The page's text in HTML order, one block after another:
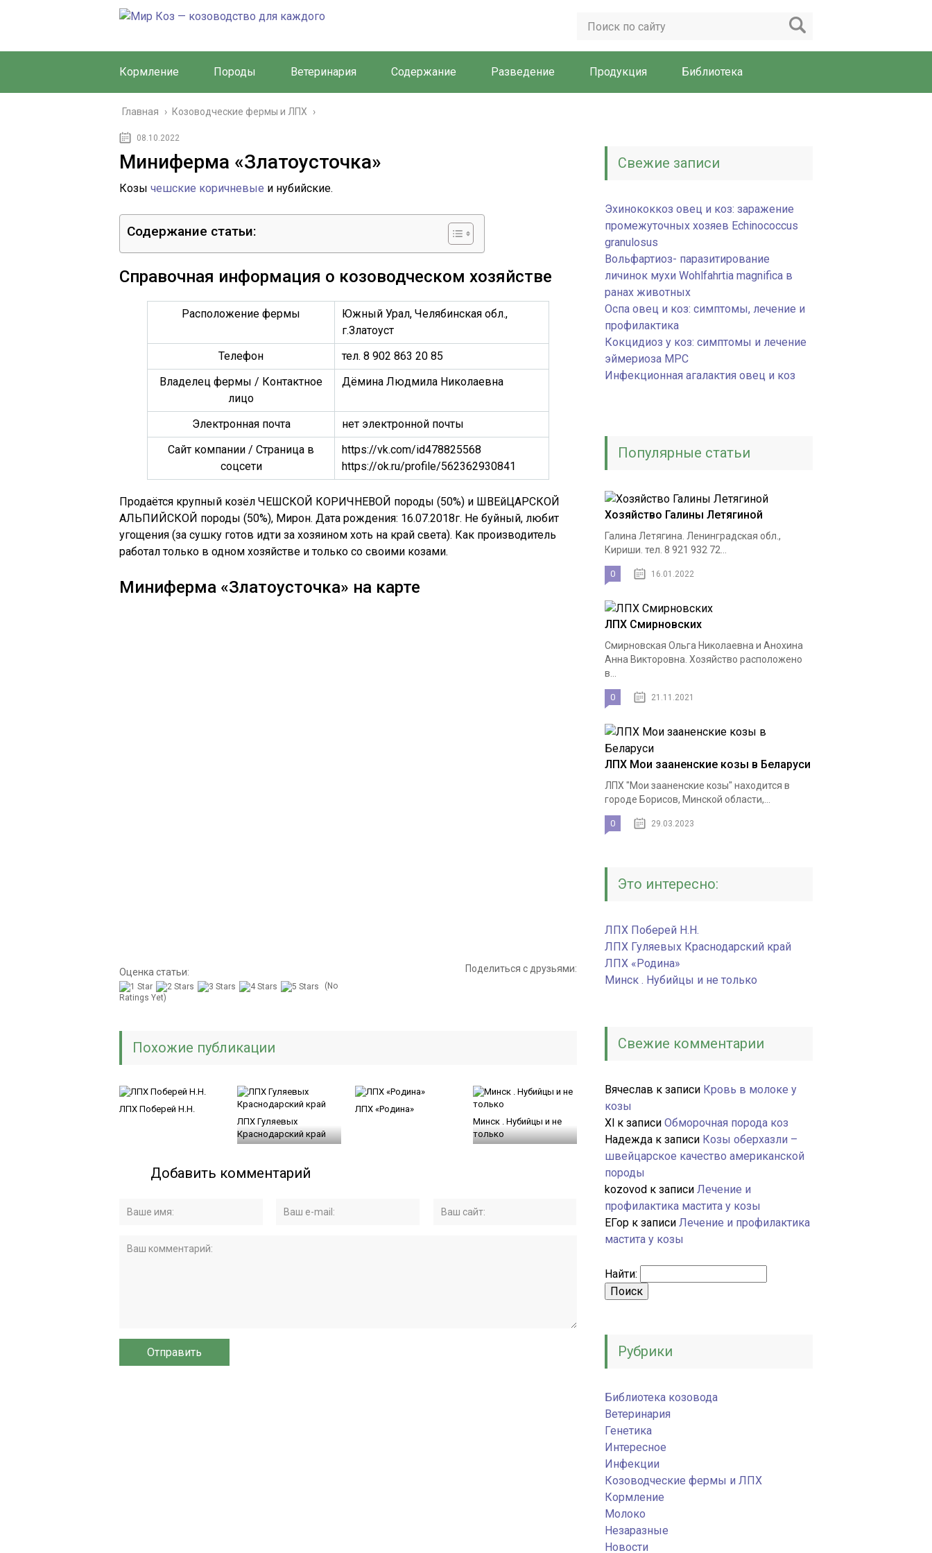
Кормление Породы Ветеринария Содержание Разведение Продукция Библиотека
Главная › Козоводческие фермы и ЛПХ ›
08.10.2022
Миниферма «Златоусточка»
Козы чешские коричневые и нубийские.
Содержание статьи:
Справочная информация о козоводческом хозяйстве
Расположение фермы
Южный Урал, Челябинская обл.,
г.Златоуст
Телефон
тел. 8 902 863 20 85
Владелец фермы / Контактное
лицо
Дёмина Людмила Николаевна
Электронная почта
нет электронной почты
Сайт компании / Страница в
соцсети
https://vk.com/id478825568
https://ok.ru/profile/562362930841
Продаётся крупный козёл ЧЕШСКОЙ КОРИЧНЕВОЙ породы (50%) и ШВЕйЦАРСКОЙ
АЛЬПИЙСКОЙ породы (50%), Мирон. Дата рождения: 16.07.2018г. Не буйный, любит
угощения (за сушку готов идти за хозяином хоть на край света). Как производитель
работал только в одном хозяйстве и только со своими козами.
Миниферма «Златоусточка» на карте
Оценка статьи:
(No
Ratings Yet)
Поделиться с друзьями:
Похожие публикации
ЛПХ Поберей Н.Н.
ЛПХ Гуляевых
Краснодарский край
ЛПХ «Родина»
Минск . Нубийцы и не
только
Добавить комментарий
Свежие записи
Эхинококкоз овец и коз: заражение
промежуточных хозяев Echinococcus
granulosus
Вольфартиоз- паразитирование
личинок мухи Wohlfahrtia magnifica в
ранах животных
Оспа овец и коз: симптомы, лечение и
профилактика
Кокцидиоз у коз: симптомы и лечение
эймериоза МРС
Инфекционная агалактия овец и коз
Популярные статьи
Хозяйство Галины Летягиной
Галина Летягина. Ленинградская обл.,
Кириши. тел. 8 921 932 72...
0 16.01.2022
ЛПХ Смирновских
Смирновская Ольга Николаевна и Анохина
Анна Викторовна. Хозяйство расположено
в...
0 21.11.2021
ЛПХ Мои зааненские козы в Беларуси
ЛПХ "Мои зааненские козы" находится в
городе Борисов, Минской области,...
0 29.03.2023
Это интересно:
ЛПХ Поберей Н.Н.
ЛПХ Гуляевых Краснодарский край
ЛПХ «Родина»
Минск . Нубийцы и не только
Свежие комментарии
Вячеслав к записи Кровь в молоке у
козы
Xl к записи Обморочная порода коз
Надежда к записи Козы оберхазли –
швейцарское качество американской
породы
kozovod к записи Лечение и
профилактика мастита у козы
ЕГор к записи Лечение и профилактика
мастита у козы
Найти:
Рубрики
Библиотека козовода
Ветеринария
Генетика
Интересное
Инфекции
Козоводческие фермы и ЛПХ
Кормление
Молоко
Незаразные
Новости